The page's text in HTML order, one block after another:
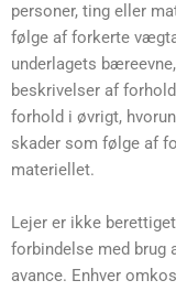
personer, ting eller
følge af forkerte
underlagets
beskrivelser af
forhold i øvrigt,
skader som følge af
materiellet.
Lejer er ikke
forbindelse med brug
avance. Enhver